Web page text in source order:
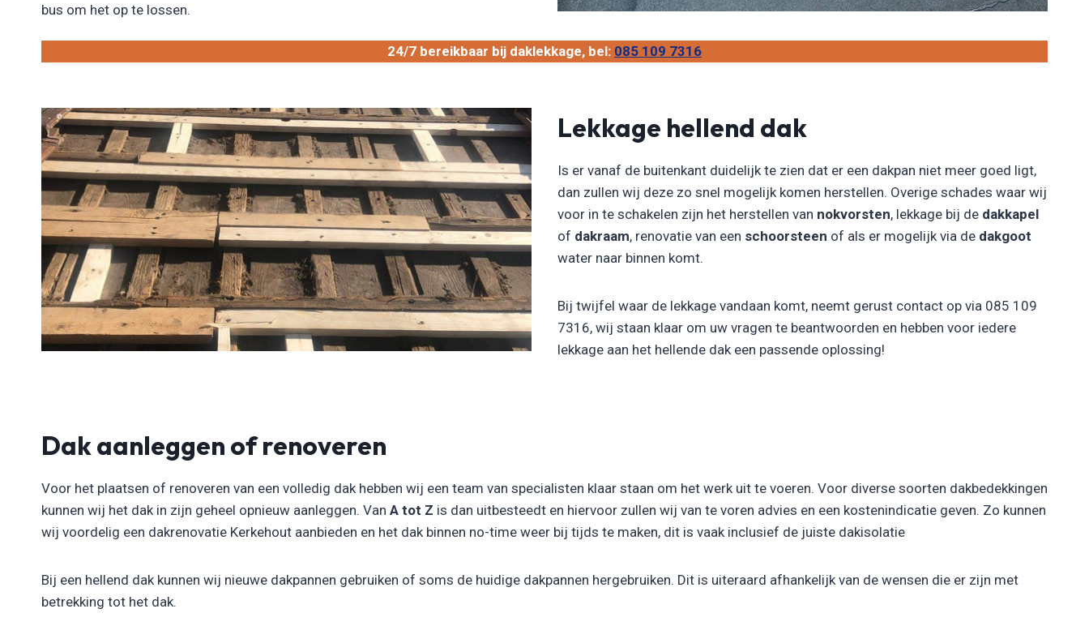
bus om het op te lossen.
24/7 bereikbaar bij daklekkage, bel: 085 109 7316
Lekkage hellend dak
Is er vanaf de buitenkant duidelijk te zien dat er een dakpan niet meer goed ligt,
dan zullen wij deze zo snel mogelijk komen herstellen. Overige schades waar wij
voor in te schakelen zijn het herstellen van nokvorsten, lekkage bij de dakkapel
of dakraam, renovatie van een schoorsteen of als er mogelijk via de dakgoot
water naar binnen komt.
Bij twijfel waar de lekkage vandaan komt, neemt gerust contact op via 085 109
7316, wij staan klaar om uw vragen te beantwoorden en hebben voor iedere
lekkage aan het hellende dak een passende oplossing!
Dak aanleggen of renoveren
Voor het plaatsen of renoveren van een volledig dak hebben wij een team van specialisten klaar staan om het werk uit te voeren. Voor diverse soorten dakbedekkingen
kunnen wij het dak in zijn geheel opnieuw aanleggen. Van A tot Z is dan uitbesteedt en hiervoor zullen wij van te voren advies en een kostenindicatie geven. Zo kunnen
wij voordelig een dakrenovatie Kerkehout aanbieden en het dak binnen no-time weer bij tijds te maken, dit is vaak inclusief de juiste dakisolatie
Bij een hellend dak kunnen wij nieuwe dakpannen gebruiken of soms de huidige dakpannen hergebruiken. Dit is uiteraard afhankelijk van de wensen die er zijn met
betrekking tot het dak.